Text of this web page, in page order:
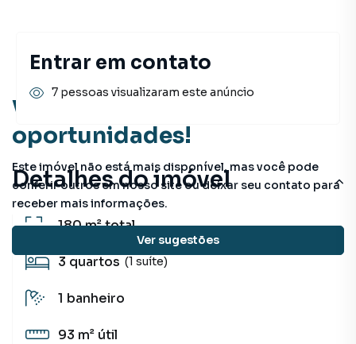
Você pode encontrar novas
oportunidades!
Este imóvel não está mais disponível, mas você pode
conferir outros em nosso site ou deixar seu contato para
receber mais informações.
Ver sugestões
Detalhes do imóvel
180 m²total
3 quartos (1 suíte)
1 banheiro
93 m² útil
Entrar em contato
7 pessoas visualizaram este anúncio